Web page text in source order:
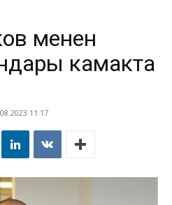
менен
камакта
11:17